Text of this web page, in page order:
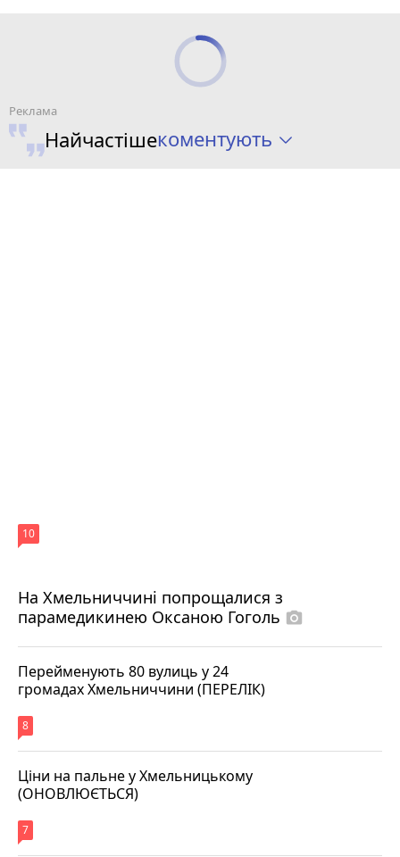
Найчастішекоментують
На Хмельниччині попрощалися з
парамедикинею Оксаною Гоголь photo_camera
10
Перейменують 80 вулиць у 24
громадах Хмельниччини (ПЕРЕЛІК)
8
Ціни на пальне у Хмельницькому
(ОНОВЛЮЄТЬСЯ)
7